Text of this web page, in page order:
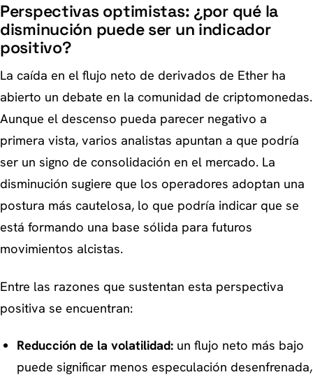
Perspectivas optimistas: ¿por qué la
disminución puede ser un indicador
positivo?
La caída en el flujo neto de derivados de Ether ha
abierto un debate en la comunidad de criptomonedas.
Aunque el descenso pueda parecer negativo a
primera vista, varios analistas apuntan a que podría
ser un signo de consolidación en el mercado. La
disminución sugiere que los operadores adoptan una
postura más cautelosa, lo que podría indicar que se
está formando una base sólida para futuros
movimientos alcistas.
Entre las razones que sustentan esta perspectiva
positiva se encuentran:
Reducción de la volatilidad:un flujo neto más bajo
puede significar menos especulación desenfrenada,